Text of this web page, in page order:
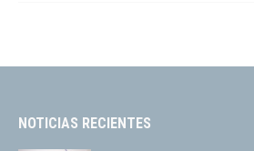
NOTICIAS RECIENTES